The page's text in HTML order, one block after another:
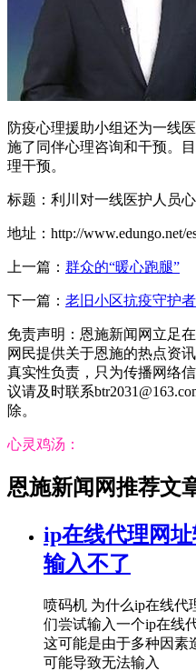
防疫心理援助小组还为一线
施了同伴心理咨询和干预。
理干预。
标题：利川对一线医护人员
地址：http://www.edungo.net/
上一篇： 群众的“暖心跑腿”
下一篇： 老旧小区抗疫守护者
免责声明：恩施新闻网立足
网民提供关于恩施的热点资
真实性负责，只为传播网络
议请及时联系
除。
心灵鸡汤：
恩施新闻网推荐文
ip在线代理网
输入不了
喷码机 为什么ip在线代
们尝试输入一个ip在线
这可能是由于多种因素
可能导致无法输入